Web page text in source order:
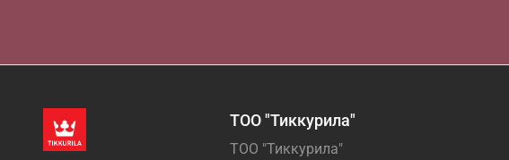
ТОО "Тиккурила"
ТОО "Тиккурила"